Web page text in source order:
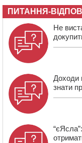
зерна нового
13:40 На
сміттєзвалища
ПИТАННЯ-
Не
Доходи
знати